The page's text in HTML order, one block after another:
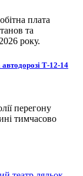
плата
та
року.
Т-12-14
перегону
тимчасово